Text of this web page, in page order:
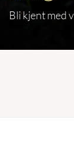
Bli kjent med